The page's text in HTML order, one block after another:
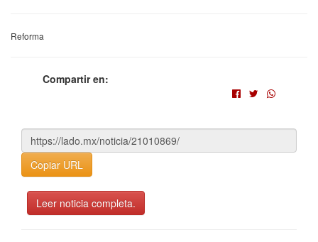
Reforma
Compartir en:
Copiar URL
Leer noticia completa.